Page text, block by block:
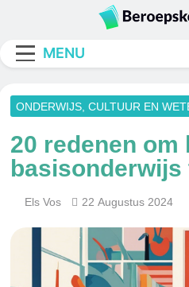
content
MENU
ONDERWIJS, CULTUUR EN
20 redenen om
basisonderwijs
Els Vos 22 Augustus 2024